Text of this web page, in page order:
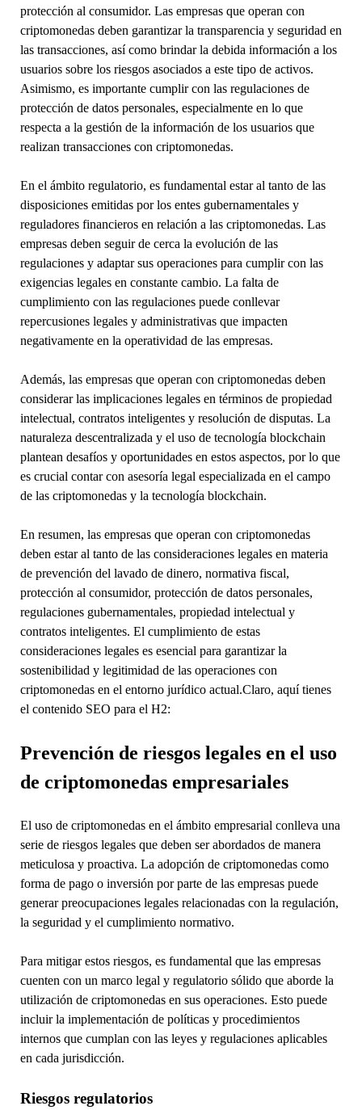
protección al consumidor. Las empresas que operan con
criptomonedas deben garantizar la transparencia y seguridad en
las transacciones, así como brindar la debida información a los
usuarios sobre los riesgos asociados a este tipo de activos.
Asimismo, es importante cumplir con las regulaciones de
protección de datos personales, especialmente en lo que
respecta a la gestión de la información de los usuarios que
realizan transacciones con criptomonedas.
En el ámbito regulatorio, es fundamental estar al tanto de las
disposiciones emitidas por los entes gubernamentales y
reguladores financieros en relación a las criptomonedas. Las
empresas deben seguir de cerca la evolución de las
regulaciones y adaptar sus operaciones para cumplir con las
exigencias legales en constante cambio. La falta de
cumplimiento con las regulaciones puede conllevar
repercusiones legales y administrativas que impacten
negativamente en la operatividad de las empresas.
Además, las empresas que operan con criptomonedas deben
considerar las implicaciones legales en términos de propiedad
intelectual, contratos inteligentes y resolución de disputas. La
naturaleza descentralizada y el uso de tecnología blockchain
plantean desafíos y oportunidades en estos aspectos, por lo que
es crucial contar con asesoría legal especializada en el campo
de las criptomonedas y la tecnología blockchain.
En resumen, las empresas que operan con criptomonedas
deben estar al tanto de las consideraciones legales en materia
de prevención del lavado de dinero, normativa fiscal,
protección al consumidor, protección de datos personales,
regulaciones gubernamentales, propiedad intelectual y
contratos inteligentes. El cumplimiento de estas
consideraciones legales es esencial para garantizar la
sostenibilidad y legitimidad de las operaciones con
criptomonedas en el entorno jurídico actual.Claro, aquí tienes
el contenido SEO para el H2:
Prevención de riesgos legales en el uso
de criptomonedas empresariales
El uso de criptomonedas en el ámbito empresarial conlleva una
serie de riesgos legales que deben ser abordados de manera
meticulosa y proactiva. La adopción de criptomonedas como
forma de pago o inversión por parte de las empresas puede
generar preocupaciones legales relacionadas con la regulación,
la seguridad y el cumplimiento normativo.
Para mitigar estos riesgos, es fundamental que las empresas
cuenten con un marco legal y regulatorio sólido que aborde la
utilización de criptomonedas en sus operaciones. Esto puede
incluir la implementación de políticas y procedimientos
internos que cumplan con las leyes y regulaciones aplicables
en cada jurisdicción.
Riesgos regulatorios